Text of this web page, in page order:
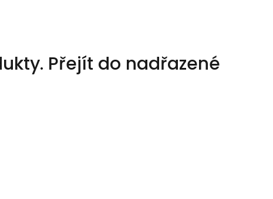
Přejít do nadřazené